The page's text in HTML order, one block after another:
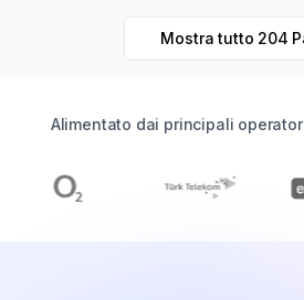
Mostra tutto 204
Alimentato dai principali